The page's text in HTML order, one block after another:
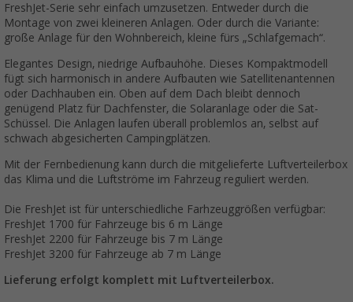
FreshJet-Serie sehr einfach umzusetzen. Entweder durch die
Montage von zwei kleineren Anlagen. Oder durch die Variante:
große Anlage für den Wohnbereich, kleine fürs „Schlafgemach“.
Elegantes Design, niedrige Aufbauhöhe. Dieses Kompaktmodell
fügt sich harmonisch in andere Aufbauten wie Satellitenantennen
oder Dachhauben ein. Oben auf dem Dach bleibt dennoch
genügend Platz für Dachfenster, die Solaranlage oder die Sat-
Schüssel. Die Anlagen laufen überall problemlos an, selbst auf
schwach abgesicherten Campingplätzen.
Mit der Fernbedienung kann durch die mitgelieferte Luftverteilerbox
das Klima und die Luftströme im Fahrzeug reguliert werden.
Die FreshJet ist für unterschiedliche Farhzeuggrößen verfügbar:
FreshJet 1700 für Fahrzeuge bis 6 m Länge
FreshJet 2200 für Fahrzeuge bis 7 m Länge
FreshJet 3200 für Fahrzeuge ab 7 m Länge
Lieferung erfolgt komplett mit Luftverteilerbox.